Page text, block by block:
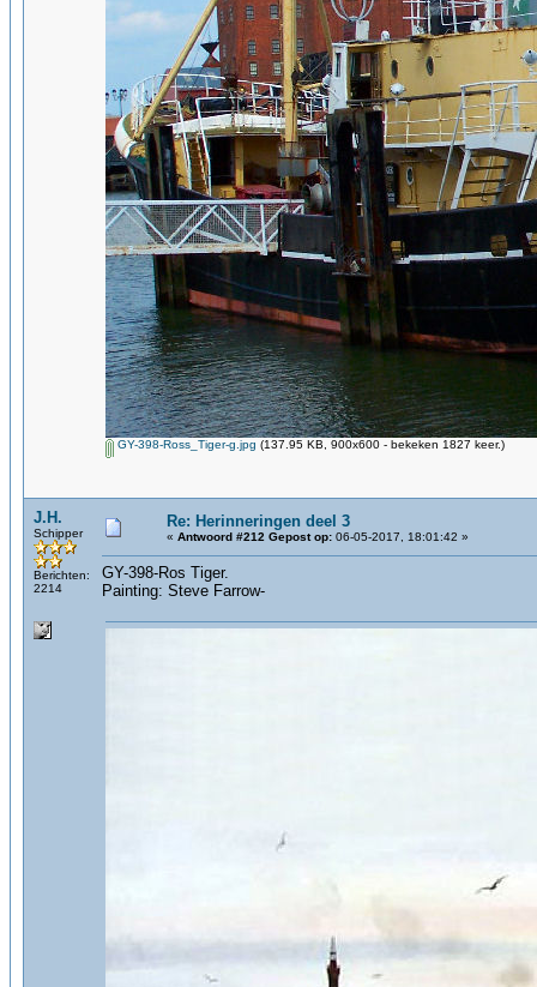
GY-398-Ross_Tiger-g.jpg (137.95 KB, 900x600 - bekeken 1827 keer.)
J.H.
Schipper
Berichten:
2214
Re: Herinneringen deel 3
« Antwoord #212 Gepost op: 06-05-2017, 18:01:42 »
GY-398-Ros Tiger.
Painting: Steve Farrow-